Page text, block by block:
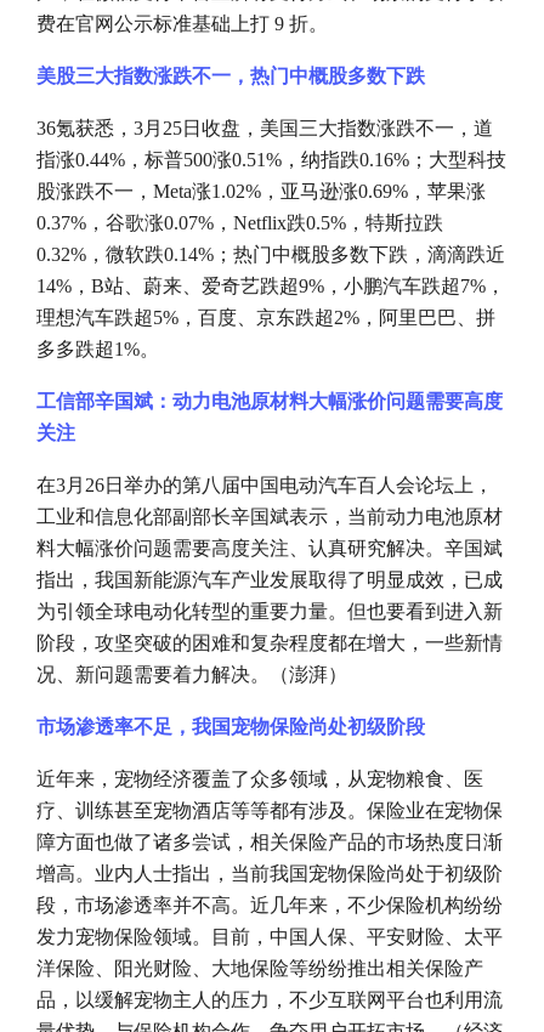
费在官网公示标准基础上打 9 折。
美股三大指数涨跌不一，热门中概股多数下跌
36氪获悉，3月25日收盘，美国三大指数涨跌不一，道
指涨0.44%，标普500涨0.51%，纳指跌0.16%；大型科技
股涨跌不一，Meta涨1.02%，亚马逊涨0.69%，苹果涨
0.37%，谷歌涨0.07%，Netflix跌0.5%，特斯拉跌
0.32%，微软跌0.14%；热门中概股多数下跌，滴滴跌近
14%，B站、蔚来、爱奇艺跌超9%，小鹏汽车跌超7%，
理想汽车跌超5%，百度、京东跌超2%，阿里巴巴、拼
多多跌超1%。
工信部辛国斌：动力电池原材料大幅涨价问题需要高度
关注
在3月26日举办的第八届中国电动汽车百人会论坛上，
工业和信息化部副部长辛国斌表示，当前动力电池原材
料大幅涨价问题需要高度关注、认真研究解决。辛国斌
指出，我国新能源汽车产业发展取得了明显成效，已成
为引领全球电动化转型的重要力量。但也要看到进入新
阶段，攻坚突破的困难和复杂程度都在增大，一些新情
况、新问题需要着力解决。（澎湃）
市场渗透率不足，我国宠物保险尚处初级阶段
近年来，宠物经济覆盖了众多领域，从宠物粮食、医
疗、训练甚至宠物酒店等等都有涉及。保险业在宠物保
障方面也做了诸多尝试，相关保险产品的市场热度日渐
增高。业内人士指出，当前我国宠物保险尚处于初级阶
段，市场渗透率并不高。近几年来，不少保险机构纷纷
发力宠物保险领域。目前，中国人保、平安财险、太平
洋保险、阳光财险、大地保险等纷纷推出相关保险产
品，以缓解宠物主人的压力，不少互联网平台也利用流